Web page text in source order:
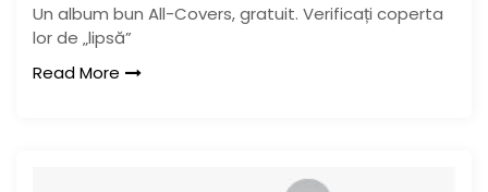
Un album bun All-Covers, gratuit. Verificați coperta
lor de „lipsă”
Read More